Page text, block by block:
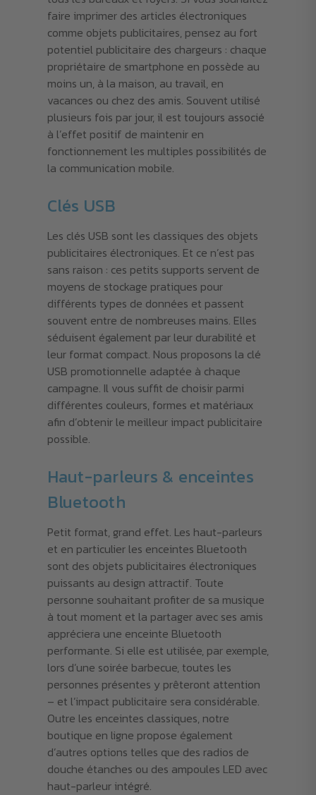
faire imprimer des articles électroniques
comme objets publicitaires, pensez au fort
potentiel publicitaire des chargeurs : chaque
propriétaire de smartphone en possède au
moins un, à la maison, au travail, en
vacances ou chez des amis. Souvent utilisé
plusieurs fois par jour, il est toujours associé
à l’effet positif de maintenir en
fonctionnement les multiples possibilités de
la communication mobile.
Clés USB
Les clés USB sont les classiques des objets
publicitaires électroniques. Et ce n’est pas
sans raison : ces petits supports servent de
moyens de stockage pratiques pour
différents types de données et passent
souvent entre de nombreuses mains. Elles
séduisent également par leur durabilité et
leur format compact. Nous proposons la clé
USB promotionnelle adaptée à chaque
campagne. Il vous suffit de choisir parmi
différentes couleurs, formes et matériaux
afin d’obtenir le meilleur impact publicitaire
possible.
Haut-parleurs & enceintes
Bluetooth
Petit format, grand effet. Les haut-parleurs
et en particulier les enceintes Bluetooth
sont des objets publicitaires électroniques
puissants au design attractif. Toute
personne souhaitant profiter de sa musique
à tout moment et la partager avec ses amis
appréciera une enceinte Bluetooth
performante. Si elle est utilisée, par exemple,
lors d’une soirée barbecue, toutes les
personnes présentes y prêteront attention
– et l’impact publicitaire sera considérable.
Outre les enceintes classiques, notre
boutique en ligne propose également
d’autres options telles que des radios de
douche étanches ou des ampoules LED avec
haut-parleur intégré.